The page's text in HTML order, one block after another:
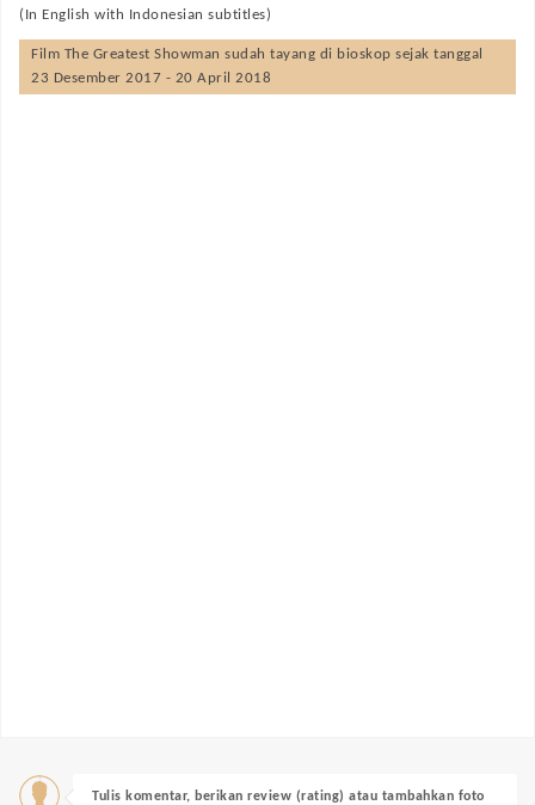
(In English with Indonesian subtitles)
Film The Greatest Showman sudah tayang di bioskop sejak tanggal
23 Desember 2017 - 20 April 2018
Tulis komentar, berikan review (rating) atau tambahkan foto